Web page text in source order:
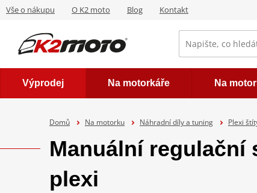
Vše o nákupu O K2 moto Blog Kontakt
Výprodej Na motorkáře Na
Domů Na motorku Náhradní díly a tuning Plexi
Manuální regulační
plexi